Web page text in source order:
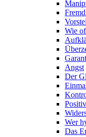
Wie
Angst
Der
Wer
Das